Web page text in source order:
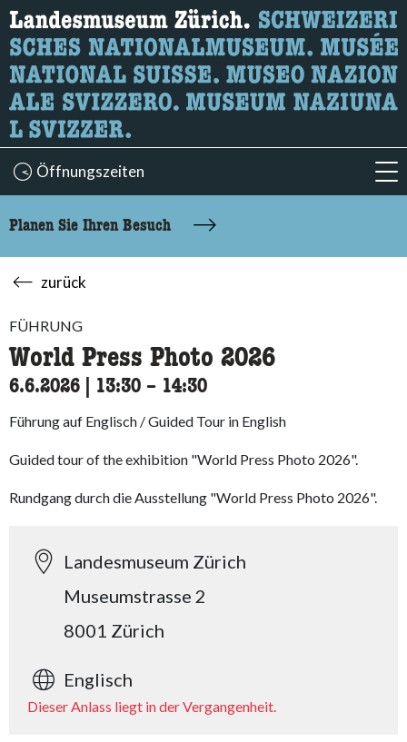
Wonach suchen Sie?
Hier können Sie nach Inhalten der Seite suchen.
Öffnungszeiten
Planen Sie Ihren Besuch
zurück
FÜHRUNG
World Press Photo 2026
6.6.2026 13:30 accessibility.time_to
– 14:30
Führung auf Englisch / Guided Tour in English
Guided tour of the exhibition "World Press Photo 2026".
Rundgang durch die Ausstellung "World Press Photo 2026".
Landesmuseum Zürich
Museumstrasse 2
8001 Zürich
Englisch
Dieser Anlass liegt in der Vergangenheit.